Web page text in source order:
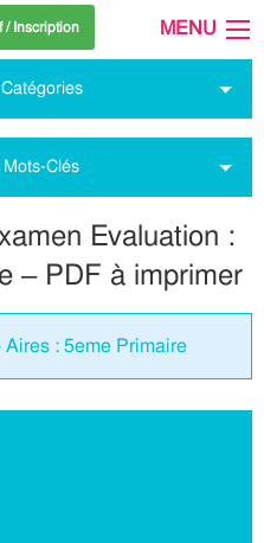
/ Inscription MENU
Clés
Evaluation :
– PDF à imprimer
: 5eme Primaire